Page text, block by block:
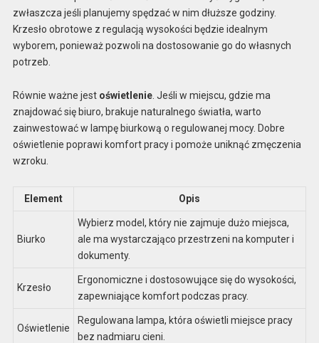
zwłaszcza jeśli planujemy spędzać w nim dłuższe godziny.
Krzesło obrotowe z regulacją wysokości będzie idealnym
wyborem, ponieważ pozwoli na dostosowanie go do własnych
potrzeb.
Równie ważne jest oświetlenie. Jeśli w miejscu, gdzie ma
znajdować się biuro, brakuje naturalnego światła, warto
zainwestować w lampę biurkową o regulowanej mocy. Dobre
oświetlenie poprawi komfort pracy i pomoże uniknąć zmęczenia
wzroku.
Element Opis
Biurko
Wybierz model, który nie zajmuje dużo miejsca,
ale ma wystarczająco przestrzeni na komputer i
dokumenty.
Krzesło
Ergonomiczne i dostosowujące się do wysokości,
zapewniające komfort podczas pracy.
Oświetlenie
Regulowana lampa, która oświetli miejsce pracy
bez nadmiaru cieni.